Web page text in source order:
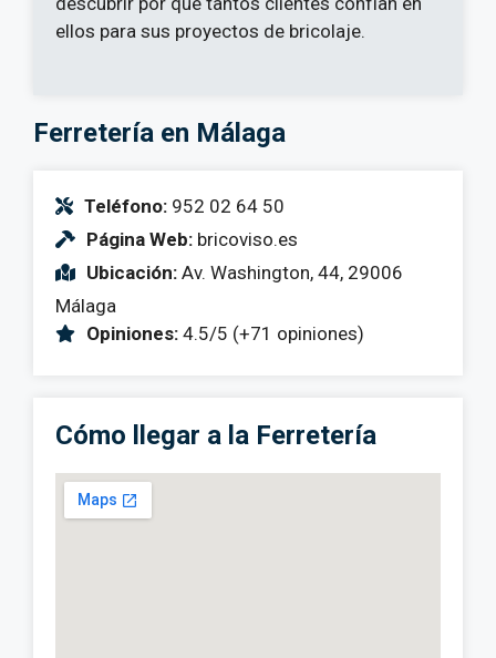
ellos para sus proyectos de bricolaje.
Ferretería en Málaga
Teléfono: 952 02 64 50
Página Web: bricoviso.es
Ubicación: Av. Washington, 44, 29006
Málaga
Opiniones: 4.5/5 (+71 opiniones)
Cómo llegar a la Ferretería